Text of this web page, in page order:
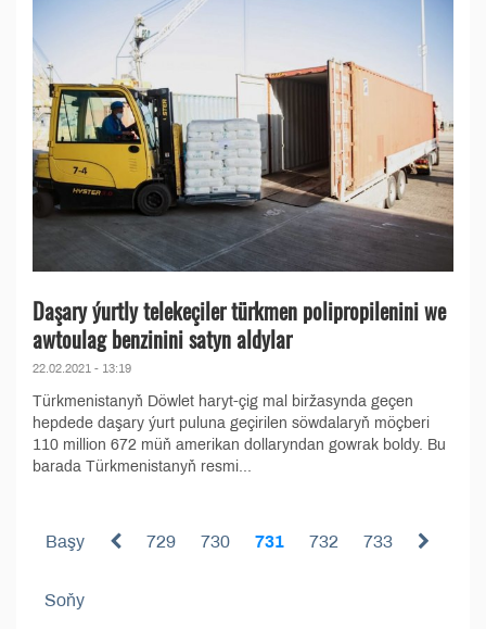
Daşary ýurtly telekeçiler türkmen polipropilenini we
awtoulag benzinini satyn aldylar
22.02.2021 - 13:19
Türkmenistanyň Döwlet haryt-çig mal biržasynda geçen
hepdede daşary ýurt puluna geçirilen söwdalaryň möçberi
110 million 672 müň amerikan dollaryndan gowrak boldy. Bu
barada Türkmenistanyň resmi...
Başy 729 730 731 732 733
Soňy